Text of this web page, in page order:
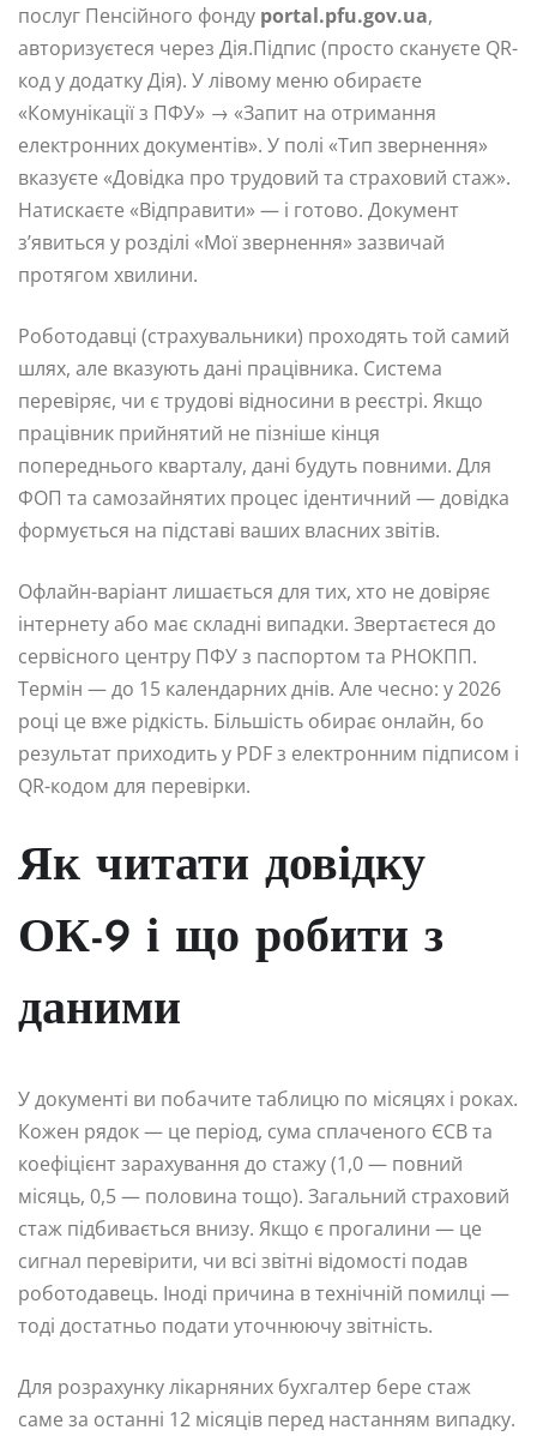
послуг Пенсійного фонду portal.pfu.gov.ua,
авторизуєтеся через Дія.Підпис (просто скануєте QR-
код у додатку Дія). У лівому меню обираєте
«Комунікації з ПФУ» → «Запит на отримання
електронних документів». У полі «Тип звернення»
вказуєте «Довідка про трудовий та страховий стаж».
Натискаєте «Відправити» — і готово. Документ
з’явиться у розділі «Мої звернення» зазвичай
протягом хвилини.
Роботодавці (страхувальники) проходять той самий
шлях, але вказують дані працівника. Система
перевіряє, чи є трудові відносини в реєстрі. Якщо
працівник прийнятий не пізніше кінця
попереднього кварталу, дані будуть повними. Для
ФОП та самозайнятих процес ідентичний — довідка
формується на підставі ваших власних звітів.
Офлайн-варіант лишається для тих, хто не довіряє
інтернету або має складні випадки. Звертаєтеся до
сервісного центру ПФУ з паспортом та РНОКПП.
Термін — до 15 календарних днів. Але чесно: у 2026
році це вже рідкість. Більшість обирає онлайн, бо
результат приходить у PDF з електронним підписом і
QR-кодом для перевірки.
Як читати довідку
ОК-9 і що робити з
даними
У документі ви побачите таблицю по місяцях і роках.
Кожен рядок — це період, сума сплаченого ЄСВ та
коефіцієнт зарахування до стажу (1,0 — повний
місяць, 0,5 — половина тощо). Загальний страховий
стаж підбивається внизу. Якщо є прогалини — це
сигнал перевірити, чи всі звітні відомості подав
роботодавець. Іноді причина в технічній помилці —
тоді достатньо подати уточнюючу звітність.
Для розрахунку лікарняних бухгалтер бере стаж
саме за останні 12 місяців перед настанням випадку.